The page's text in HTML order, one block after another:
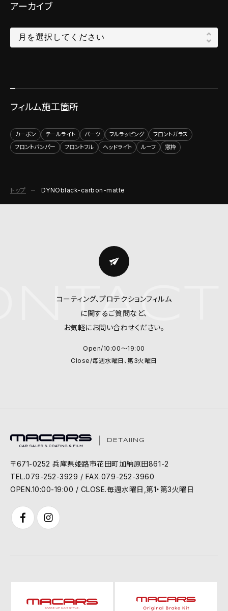
アーカイブ
フィルム施工箇所
カーボン テールライト パーツ フルラッピング
フロントガラス
フロントバンパー
フロントフル ヘッドライト ルーフ 窓枠
トップ DYNOblack-carbon-matte
コーティング、プロテクションフィルム
に関するご質問など、
お気軽にお問い合わせください。
Open/10:00～19:00
Close/毎週水曜日、第3火曜日
DETAIING
〒671-0252 兵庫県姫路市花田町加納原田861-2
TEL.079-252-3929 / FAX.079-252-3960
OPEN.10:00-19:00 / CLOSE.毎週水曜日,第1・第3火曜日